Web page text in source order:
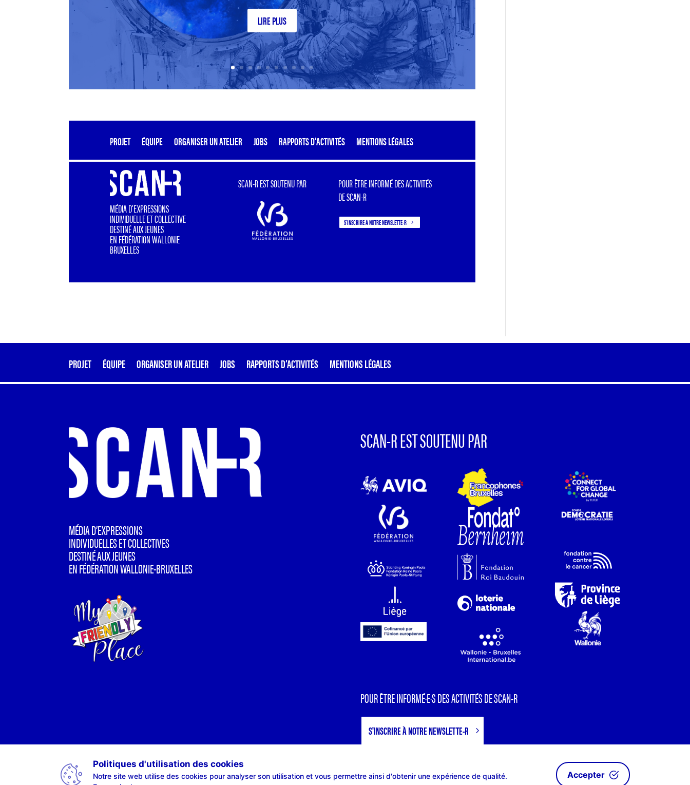
LIRE PLUS
PROJET ÉQUIPE ORGANISER UN ATELIER JOBS RAPPORTS D’ACTIVITÉS MENTIONS LÉGALES
MÉDIA D’EXPRESSIONS
INDIVIDUELLE ET COLLECTIVE
DESTINÉ AUX JEUNES
EN FÉDÉRATION WALLONIE
BRUXELLES
SCAN-R EST SOUTENU PAR
POUR ÊTRE INFORMÉ DES ACTIVITÉS
DE SCAN-R
S'INSCRIRE À NOTRE NEWSLETTE-R
PROJET ÉQUIPE ORGANISER UN ATELIER JOBS RAPPORTS D’ACTIVITÉS MENTIONS LÉGALES
MÉDIA D’EXPRESSIONS
INDIVIDUELLES ET COLLECTIVES
DESTINÉ AUX JEUNES
EN FÉDÉRATION WALLONIE-BRUXELLES
SCAN-R EST SOUTENU PAR
POUR ÊTRE INFORMÉ·E·S DES ACTIVITÉS DE SCAN-R
S'INSCRIRE À NOTRE NEWSLETTE-R
Politiques d'utilisation des cookies
Notre site web utilise des cookies pour analyser son utilisation et vous permettre ainsi d'obtenir une expérience de qualité.
Accepter